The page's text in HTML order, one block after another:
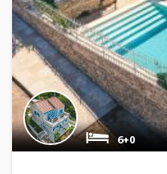
6+0